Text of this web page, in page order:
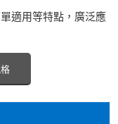
適用等特點，廣泛應